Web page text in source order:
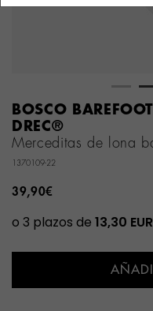
BOSCO
DREC®
Merceditas de lona
1370109-22
39,90€